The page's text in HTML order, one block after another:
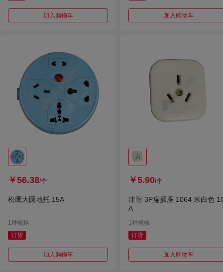
加入购物车 加入购物车
￥56.38/个
松鹰大圆地托 15A
1种规格
订货
加入购物车
￥5.90/个
津耐 3P扁插座 1064 米白色
A
1种规格
订货
加入购物车